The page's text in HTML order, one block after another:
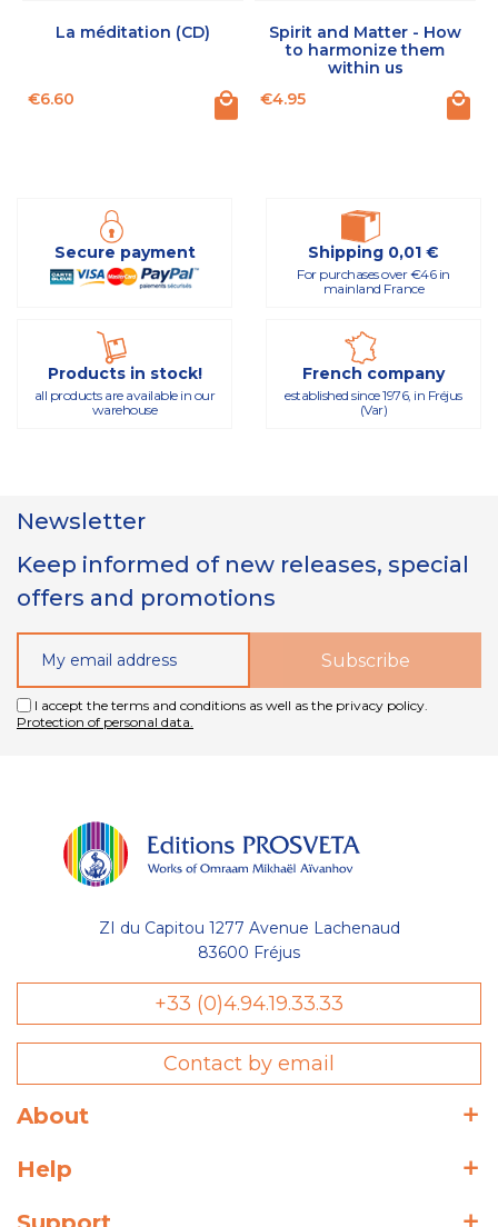
La méditation (CD)
Price
€6.60
Spirit and Matter - How
to harmonize them
within us
Price
€4.95
Secure payment Shipping 0,01 €
For purchases over €46 in
mainland France
Products in stock!
all products are available in our
warehouse
French company
established since 1976, in Fréjus
(Var)
Newsletter
Keep informed of new releases, special
offers and promotions
I accept the terms and conditions as well as the privacy policy.
Protection of personal data.
ZI du Capitou 1277 Avenue Lachenaud
83600 Fréjus
+33 (0)4.94.19.33.33
Contact by email
About
Help